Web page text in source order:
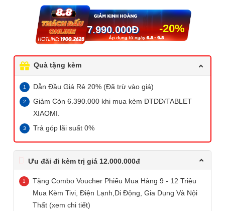
-20%
7.990.000Đ
Quà tặng kèm
Dẫn Đầu Giá Rẻ 20% (Đã trừ vào giá)
Giảm Còn 6.390.000 khi mua kèm ĐTDĐ/TABLET
XIAOMI.
Trả góp lãi suất 0%
Ưu đãi đi kèm trị giá 12.000.000đ
Tặng Combo Voucher Phiếu Mua Hàng 9 - 12 Triệu
Mua Kèm Tivi, Điện Lạnh,Di Động, Gia Dụng Và Nội
Thất (xem chi tiết)